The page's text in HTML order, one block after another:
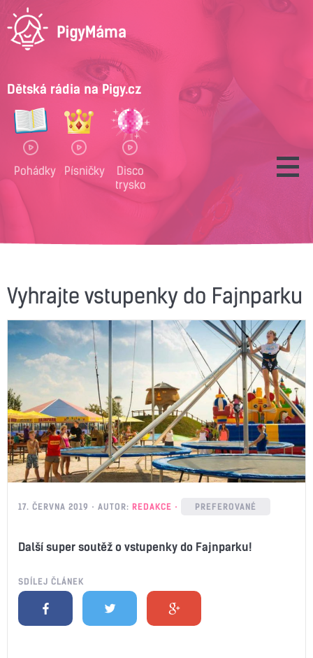
Dětská rádia na Pigy.cz
Pohádky Písničky
Disco
trysko
Vyhrajte vstupenky do Fajnparku
17. ČERVNA 2019 AUTOR: REDAKCE PREFEROVANÉ
Další super soutěž o vstupenky do Fajnparku!
SDÍLEJ ČLÁNEK